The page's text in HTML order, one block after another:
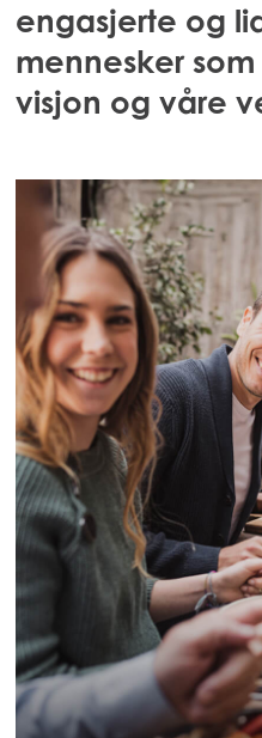
engasjerte og
mennesker
visjon og våre